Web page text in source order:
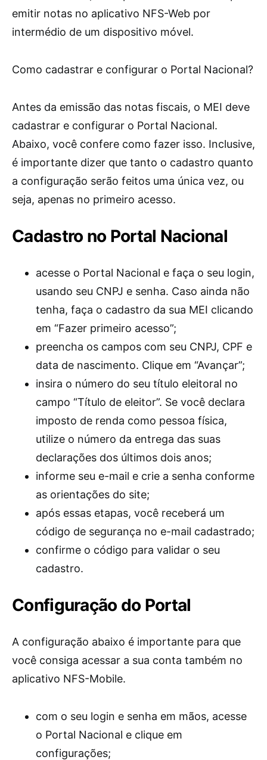
emitir notas no aplicativo NFS-Web por
intermédio de um dispositivo móvel.
Como cadastrar e configurar o Portal Nacional?
Antes da emissão das notas fiscais, o MEI deve
cadastrar e configurar o Portal Nacional.
Abaixo, você confere como fazer isso. Inclusive,
é importante dizer que tanto o cadastro quanto
a configuração serão feitos uma única vez, ou
seja, apenas no primeiro acesso.
Cadastro no Portal Nacional
acesse o Portal Nacional e faça o seu login,
usando seu CNPJ e senha. Caso ainda não
tenha, faça o cadastro da sua MEI clicando
em “Fazer primeiro acesso”;
preencha os campos com seu CNPJ, CPF e
data de nascimento. Clique em “Avançar”;
insira o número do seu título eleitoral no
campo “Título de eleitor”. Se você declara
imposto de renda como pessoa física,
utilize o número da entrega das suas
declarações dos últimos dois anos;
informe seu e-mail e crie a senha conforme
as orientações do site;
após essas etapas, você receberá um
código de segurança no e-mail cadastrado;
confirme o código para validar o seu
cadastro.
Configuração do Portal
A configuração abaixo é importante para que
você consiga acessar a sua conta também no
aplicativo NFS-Mobile.
com o seu login e senha em mãos, acesse
o Portal Nacional e clique em
configurações;